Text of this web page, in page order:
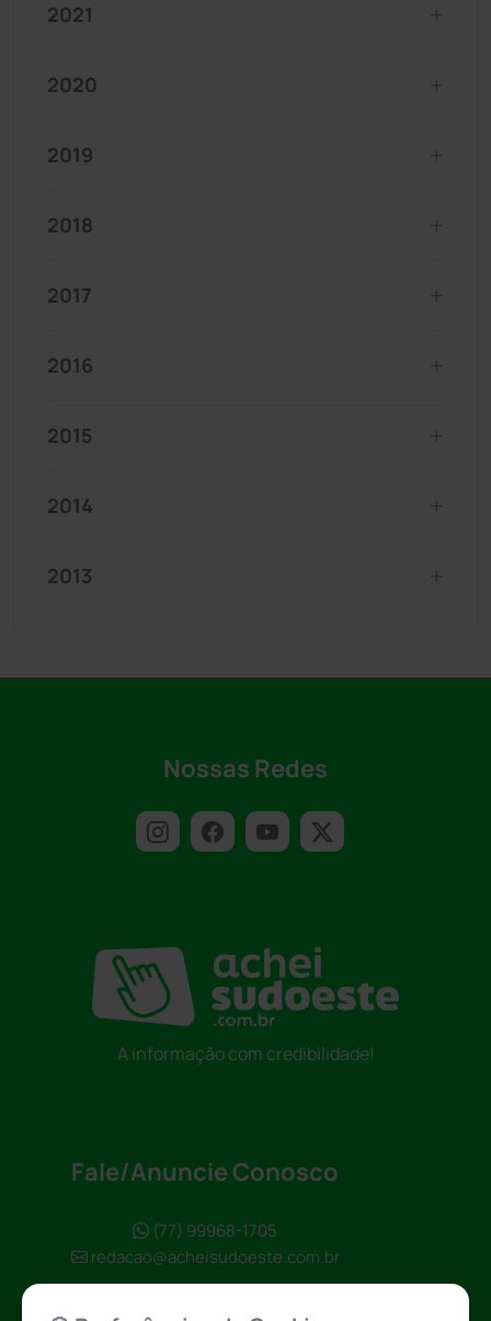
2021
2020
2019
2018
2017
2016
2015
2014
2013
Nossas Redes
A informação com credibilidade!
Fale/Anuncie Conosco
(77) 99968-1705
redacao@acheisudoeste.com.br